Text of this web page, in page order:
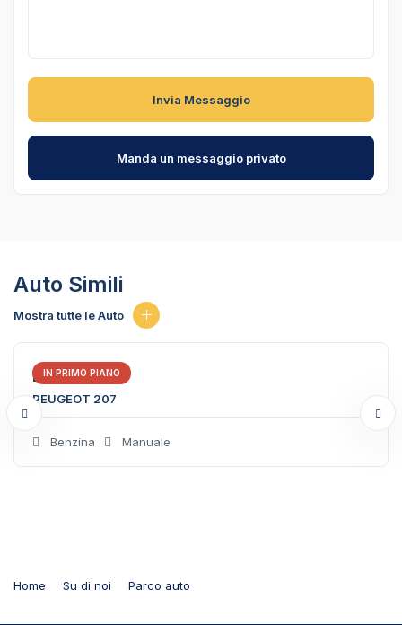
Invia Messaggio
Manda un messaggio privato
Auto Simili
Mostra tutte le Auto
IN PRIMO PIANO
EUR €3,000
PEUGEOT 207
Benzina Manuale
Home Su di noi Parco auto